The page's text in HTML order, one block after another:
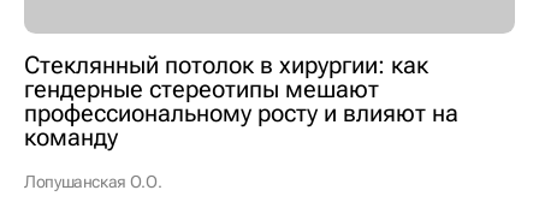
Стеклянный потолок в хирургии: как
гендерные стереотипы мешают
профессиональному росту и влияют на
команду
Лопушанская О.О.